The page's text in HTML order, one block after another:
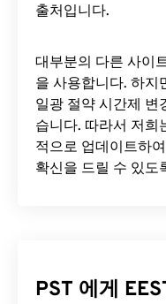
출처입니다.
대부분의 다른 사이
을 사용합니다. 하지
일광 절약 시간제 변
습니다. 따라서 저희
적으로 업데이트하
확신을 드릴 수 있도
PST 에게